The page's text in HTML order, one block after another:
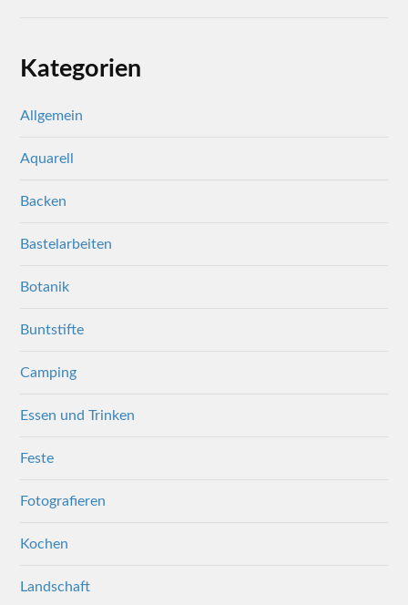
Kategorien
Allgemein
Aquarell
Backen
Bastelarbeiten
Botanik
Buntstifte
Camping
Essen und Trinken
Feste
Fotografieren
Kochen
Landschaft